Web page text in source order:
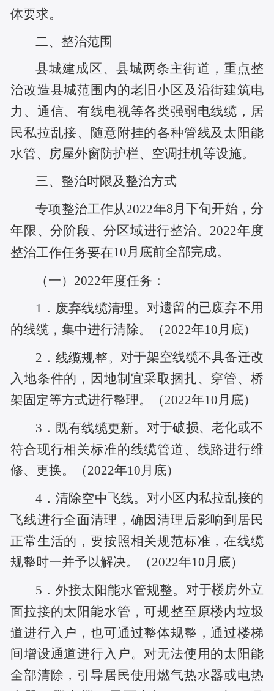
体要求。
二、整治范围
县城建成区、县城两条主街道，重点整
治改造县城范围内的老旧小区及沿街建筑电
力、通信、有线电视等各类强弱电线缆，居
民私拉乱接、随意附挂的各种管线及太阳能
水管、房屋外窗防护栏、空调挂机等设施。
三、整治时限及整治方式
专项整治工作从2022年8 月下旬开始，分
年限、分阶段、分区域进行整治。 2022年度
整治工作任务要在10 月底前全部完成。
（一） 2022年度任务：
1． 废弃线缆清理。 对遗留的已废弃不用
的线缆，集中进行清除。（2022年10月底）
2．线缆规整。对于架空线缆不具备迁改
入地条件的，因地制宜采取捆扎、穿管、桥
架固定等方式进行整理。
（2022年10月底）
3．既有线缆更新。 对于破损、老化或不
符合现行相关标准的线缆管道、线路进行维
修、更换。（2022年10月底）
4．清除空中飞线。 对小区内私拉乱接的
飞线进行全面清理，确因清理后影响到居民
正常生活的，要按照相关规范标准，在线缆
规整时一并予以解决。（2022年10月底）
5．外接太阳能水管规整。 对于楼房外立
面拉接的太阳能水管，可规整至原楼内垃圾
道进行入户，也可通过整体规整，通过楼梯
间增设通道进行入户。对无法使用的太阳能
全部清除，引导居民使用燃气热水器或电热